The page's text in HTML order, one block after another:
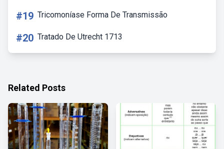
#19 Tricomoníase Forma De Transmissão
#20 Tratado De Utrecht 1713
Related Posts